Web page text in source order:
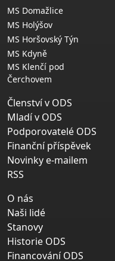
MS Domažlice
MS Holýšov
MS Horšovský Týn
MS Kdyně
MS Klenčí pod
Čerchovem
Členství v ODS
Mladí v ODS
Podporovatelé ODS
Finanční příspěvek
Novinky e-mailem
RSS
O nás
Naši lidé
Stanovy
Historie ODS
Financování ODS